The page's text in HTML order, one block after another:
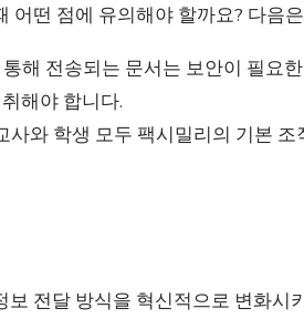
어떤 점에 유의해야 할까요? 다음
해 전송되는 문서는 보안이 필요
해야 합니다.
사와 학생 모두 팩시밀리의 기본
전달 방식을 혁신적으로 변화시